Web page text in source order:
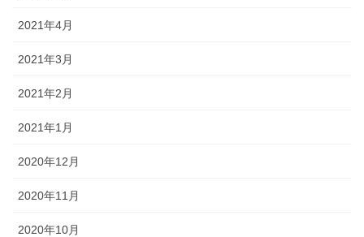
2021年4月
2021年3月
2021年2月
2021年1月
2020年12月
2020年11月
2020年10月